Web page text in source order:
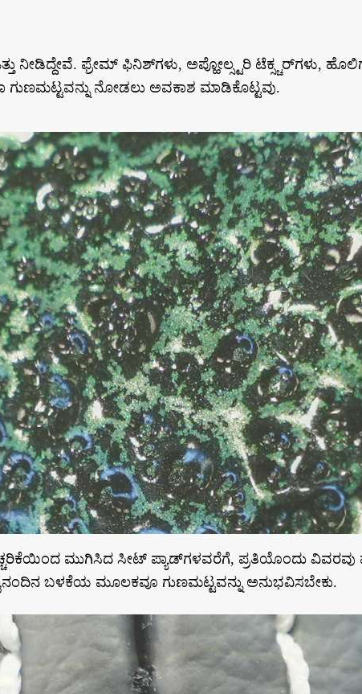
ನೀಡಿದ್ದೇವೆ. ಫ್ರೇಮ್ ಫಿನಿಶ್‌ಗಳು, ಅಪ್ಹೋಲ್ಸ್ಟರಿ ಟೆಕ್ಸ್ಚರ್‌ಗಳು,
ಗುಣಮಟ್ಟವನ್ನು ನೋಡಲು ಅವಕಾಶ ಮಾಡಿಕೊಟ್ಟವು.
ಮುಗಿಸಿದ ಸೀಟ್ ಪ್ಯಾಡ್‌ಗಳವರೆಗೆ, ಪ್ರತಿಯೊಂದು
ಬಳಕೆಯ ಮೂಲಕವೂ ಗುಣಮಟ್ಟವನ್ನು ಅನುಭವಿಸಬೇಕು.